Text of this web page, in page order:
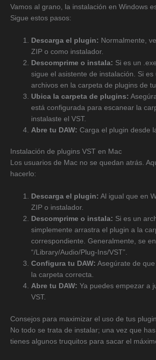
Vamos al grano, la instalación en Windows
Sigue estos pasos:
Descarga el plugin: Normalmente,
ZIP o como instalador.
Descomprime o instala: Si es un
sigue el asistente de instalación. Si es
archivos en la carpeta de plugins de tu
Ubica la carpeta de plugins:
está configurada para escanear la
instalaste el VST.
Abre tu DAW: Carga el plugin desde
Instalación de plugins VST en Mac
Los usuarios de Mac no se quedan atrás.
hacerlo:
Descarga el plugin: Al igual que en
ZIP o instalador.
Descomprime o instala: Si es un
simplemente arrastra el plugin a la
correspondiente. Generalmente, se
“/Library/Audio/Plug-Ins/VST”.
Configura tu DAW: Asegúrate de
la carpeta correcta.
Abre tu DAW: Ya puedes empezar a
VST.
Consejos para maximizar el uso de tus
No todo se trata de instalar; una vez que
tienes algunos truquitos para sacar el